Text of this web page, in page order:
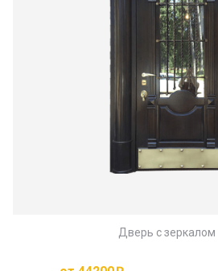
Дверь с зеркалом